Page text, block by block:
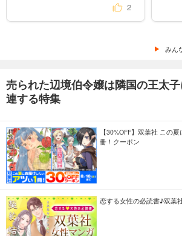
2
みん
売られた辺境伯令嬢は隣国の王太
連する特集
【30%OFF】双葉社 この
冊！クーポン
恋する女性の必読書♪双葉